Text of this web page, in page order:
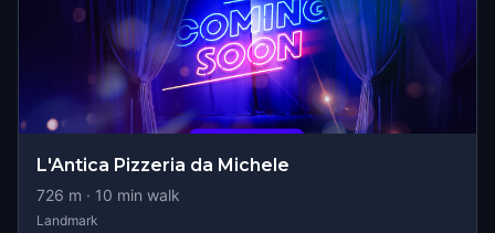
L'Antica Pizzeria da Michele
726 m · 10 min walk
Landmark